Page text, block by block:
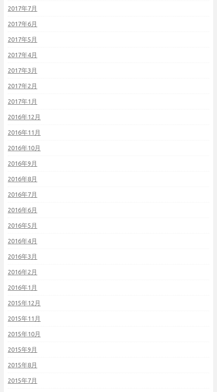
2017年7月
2017年6月
2017年5月
2017年4月
2017年3月
2017年2月
2017年1月
2016年12月
2016年11月
2016年10月
2016年9月
2016年8月
2016年7月
2016年6月
2016年5月
2016年4月
2016年3月
2016年2月
2016年1月
2015年12月
2015年11月
2015年10月
2015年9月
2015年8月
2015年7月